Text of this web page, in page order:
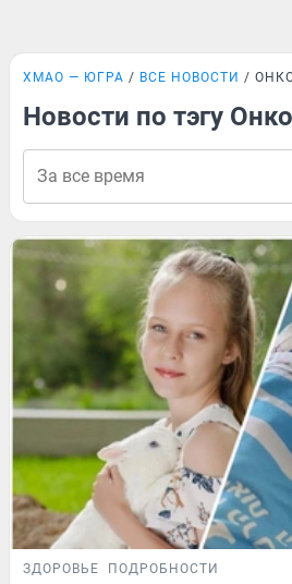
ХМАО — ЮГРА ВСЕ НОВОСТИ
Новости по тэгу
ЗДОРОВЬЕ ПОДРОБНОСТИ